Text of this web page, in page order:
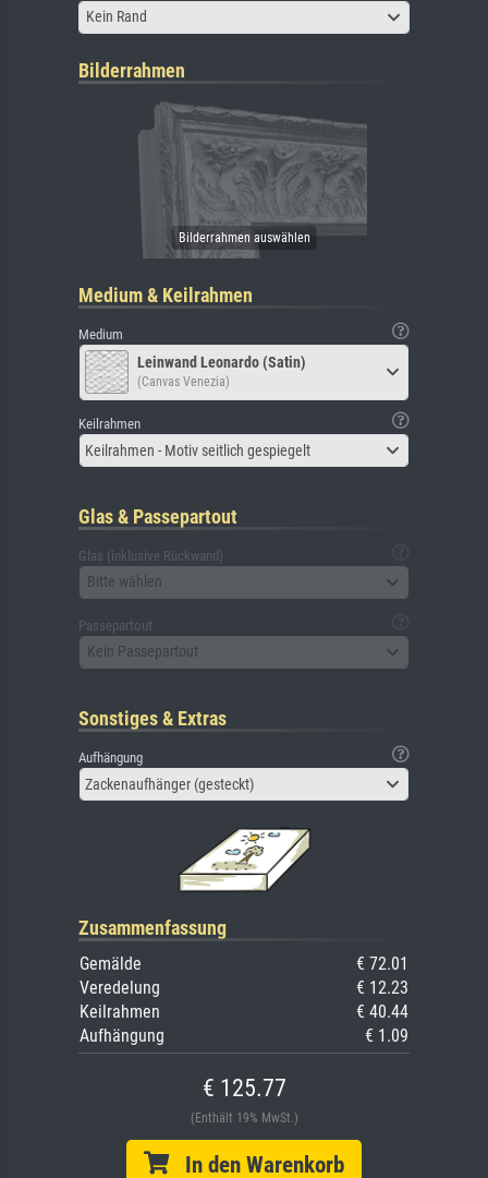
Kein Rand
Bilderrahmen
Medium & Keilrahmen
Medium
Leinwand Leonardo (Satin)
(Canvas Venezia)
Keilrahmen
Keilrahmen - Motiv seitlich gespiegelt
Glas & Passepartout
Glas (inklusive Rückwand)
Bitte wählen
Passepartout
Kein Passepartout
Sonstiges & Extras
Aufhängung
Zackenaufhänger (gesteckt)
Zusammenfassung
Gemälde
€ 72.01
Veredelung
€ 12.23
Keilrahmen
€ 40.44
Aufhängung
€ 1.09
€ 125.77
(Enthält 19% MwSt.)
In den Warenkorb